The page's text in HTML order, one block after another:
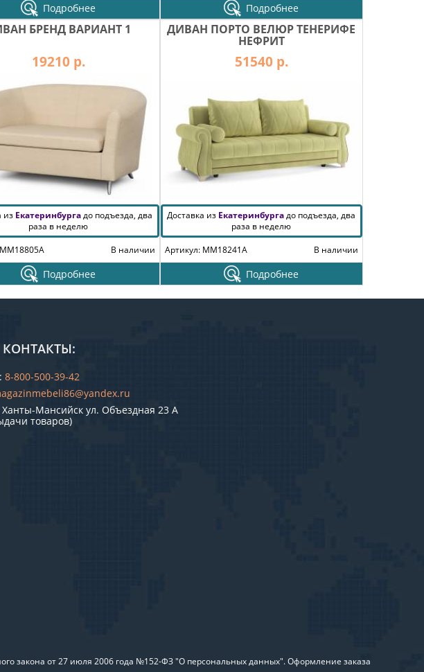
Подробнее Подробнее
БРЕНД ВАРИАНТ 1
19210 р.
из Екатеринбургадо подъезда, два
раза в неделю
В наличии
Подробнее
ДИВАН ПОРТО ВЕЛЮР ТЕНЕРИФЕ
НЕФРИТ
51540 р.
Доставка из Екатеринбургадо подъезда, два
раза в неделю
Артикул: MM18241A
В наличии
Подробнее
8-800-500-39-42
Ханты-Мансийск ул. Объездная 23 А
товаров)
закона от 27 июля 2006 года №152-ФЗ "О персональных данных". Оформление заказа